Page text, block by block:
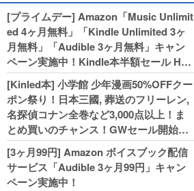
[プライムデー] Amazon「Music Unlimit
ed 4ヶ月無料」「Kindle Unlimited 3ヶ
月無料」「Audible 3ヶ月無料」キャン
ペーン実施中！Kindle本半額セール HU
NTER×HUNTERなど集英社、無職転生,
幼女戦記などKADOKAWA、キャプテン
翼100円セールも！
[Kinled本] 小学館 少年漫画50%OFFクー
ポン祭り！日本三國, 葬送のフリーレン,
名探偵コナン全巻など3,000点以上！ま
とめ買いのチャンス！GWセール開始！
人気コミック多数 カドカワ祭やIT関連本
がセールに！
[3ヶ月99円] Amazon ボイスブック配信
サービス「Audible 3ヶ月99円」キャン
ペーン実施中！